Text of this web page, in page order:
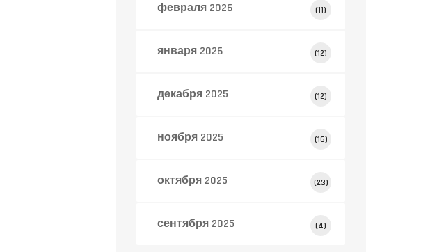
февраля 2026 (11)
января 2026 (12)
декабря 2025 (12)
ноября 2025 (16)
октября 2025 (23)
сентября 2025 (4)